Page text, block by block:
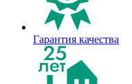
Гарантия качества